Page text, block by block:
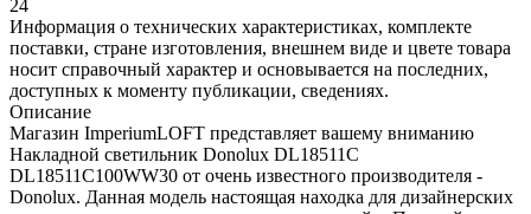
24
Информация о технических характеристиках, комплекте
поставки, стране изготовления, внешнем виде и цвете товара
носит справочный характер и основывается на последних,
доступных к моменту публикации, сведениях.
Описание
Магазин ImperiumLOFT представляет вашему вниманию
Накладной светильник Donolux DL18511C
DL18511C100WW30 от очень известного производителя -
Donolux. Данная модель настоящая находка для дизайнерских